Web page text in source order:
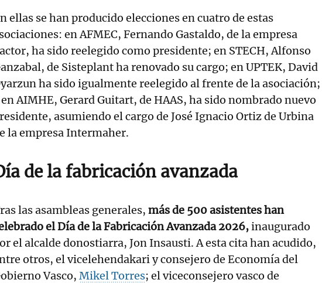
ellas se han producido elecciones en cuatro de estas
en AFMEC, Fernando Gastaldo, de la empresa
ha sido reelegido como presidente; en STECH, Alfonso
de Sisteplant ha renovado su cargo; en UPTEK, David
ha sido igualmente reelegido al frente de la asociación;
AIMHE, Gerard Guitart, de HAAS, ha sido nombrado nuevo
asumiendo el cargo de José Ignacio Ortiz de Urbina
la empresa Intermaher.
de la fabricación avanzada
las asambleas generales, más de 500 asistentes han
el Día de la Fabricación Avanzada 2026,inaugurado
el alcalde donostiarra, Jon Insausti. A esta cita han acudido,
otros, el vicelehendakari y consejero de Economía del
Vasco, Mikel Torres; el viceconsejero vasco de